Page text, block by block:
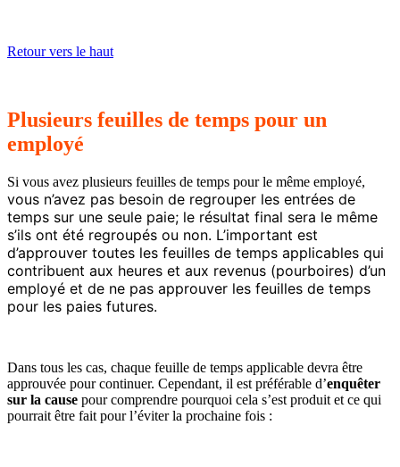
Retour vers le haut
Plusieurs feuilles de temps pour un
employé
Si vous avez plusieurs feuilles de temps pour le même employé,
vous n’avez pas besoin de regrouper les entrées de
temps sur une seule paie; le résultat final sera le même
s’ils ont été regroupés ou non. L’important est
d’approuver toutes les feuilles de temps applicables qui
contribuent aux heures et aux revenus (pourboires) d’un
employé et de ne pas approuver les feuilles de temps
pour les paies futures.
Dans tous les cas, chaque feuille de temps applicable devra être
approuvée pour continuer. Cependant, il est préférable d’enquêter
sur la cause pour comprendre pourquoi cela s’est produit et ce qui
pourrait être fait pour l’éviter la prochaine fois :